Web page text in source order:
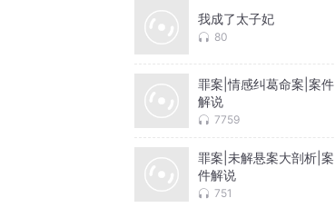
我成了太子妃
80
罪案|情感纠葛命案|案件
解说
7759
罪案|未解悬案大剖析|案
件解说
751